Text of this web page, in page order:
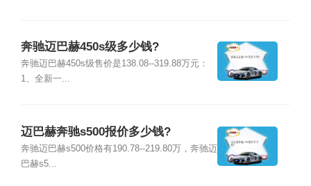
奔驰迈巴赫450s级多少钱?
奔驰迈巴赫450s级售价是138.08--319.88万元：
1、全新一...
迈巴赫奔驰s500报价多少钱?
奔驰迈巴赫s500价格有190.78--219.80万，奔驰迈
巴赫s5...